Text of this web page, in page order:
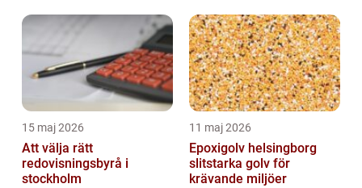
15 maj 2026
Att välja rätt
redovisningsbyrå i
stockholm
11 maj 2026
Epoxigolv helsingborg
slitstarka golv för
krävande miljöer